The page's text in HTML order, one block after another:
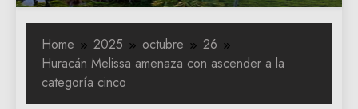
Home 2025 octubre
26
Huracán Melissa amenaza con ascender a la
categoría cinco